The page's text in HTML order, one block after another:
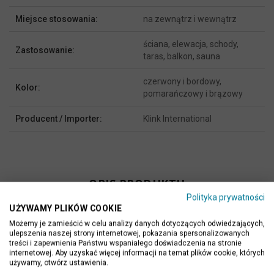
Miejsce stosowania: na zewnątrz i wewnątrz
Zastosowanie:
ściana, elewacja, schody,
taras, balkon, sauna
Kolor:
czerwony i bordowy,
pomarańczowy i brązowy
Producent / Importer: Klink International
OPIS PRODUKTU
Płyta granitowa polerowana, w formacie 61x30,5x1 cm.
Polerowane wykończenie płytek kamiennych sprawia, że ich
powierzchnia jest gładka, z lustrzanym połyskiem. Taka faktura
ukazuje całe piękno, uwydatnia kolorystykę i sprawia, że granit
Polityka prywatności
UŻYWAMY PLIKÓW COOKIE
Możemy je zamieścić w celu analizy danych dotyczących odwiedzających,
ulepszenia naszej strony internetowej, pokazania spersonalizowanych
treści i zapewnienia Państwu wspaniałego doświadczenia na stronie
internetowej. Aby uzyskać więcej informacji na temat plików cookie, których
używamy, otwórz ustawienia.